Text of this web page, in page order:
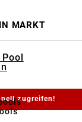
MARKT
zugreifen!